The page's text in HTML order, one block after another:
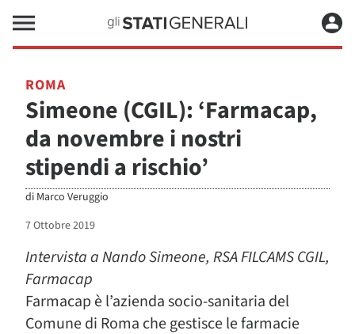
ROMA
Simeone (CGIL): ‘Farmacap,
da novembre i nostri
stipendi a rischio’
di Marco Veruggio
7 Ottobre 2019
Intervista a Nando Simeone, RSA FILCAMS CGIL,
Farmacap
Farmacap è l’azienda socio-sanitaria del
Comune di Roma che gestisce le farmacie